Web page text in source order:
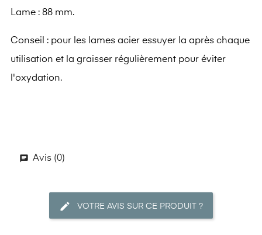
Lame : 88 mm.
Conseil : pour les lames acier essuyer la après chaque
utilisation et la graisser régulièrement pour éviter
l'oxydation.
Avis (0)
VOTRE AVIS SUR CE PRODUIT ?